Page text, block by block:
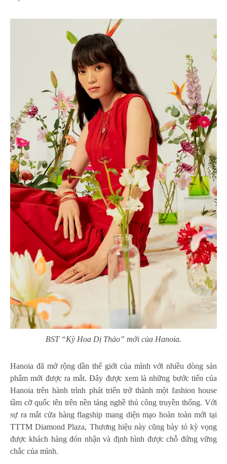
BST “Kỳ Hoa Dị Thảo” mới của Hanoia.
Hanoia đã mở rộng dần thế giới của mình với nhiều dòng sản
phẩm mới được ra mắt. Đây được xem là những bước tiến của
Hanoia trên hành trình phát triển trở thành một fashion house
tầm cỡ quốc tên trên nền tảng nghề thủ công truyền thống. Với
sự ra mắt cửa hàng flagship mang diện mạo hoàn toàn mới tại
TTTM Diamond Plaza, Thương hiệu này cũng bày tỏ kỳ vọng
được khách hàng đón nhận và định hình được chỗ đứng vững
chắc của mình.